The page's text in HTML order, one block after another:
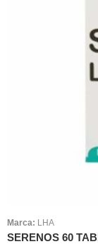
Marca: LHA
SERENOS 60